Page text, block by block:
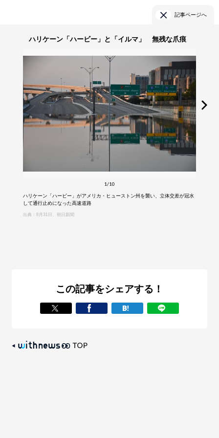
記事ページへ
ハリケーン「ハービー」と「イルマ」 無残な爪痕
1/10
ハリケーン「ハービー」がアメリカ・ヒューストン州を襲い、立体交差が冠水
して通行止めになった高速道路
出典：8月31日、朝日新聞
この記事をシェアする！